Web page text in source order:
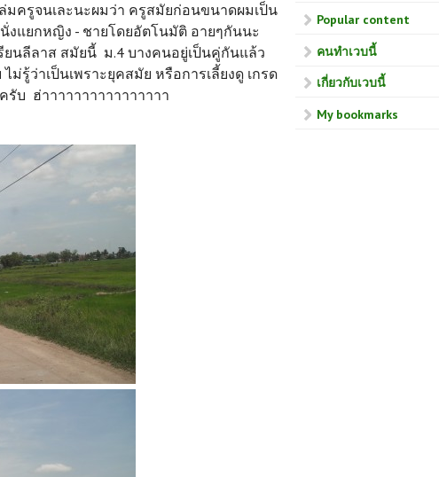
ครูจนเละนะผมว่า ครูสมัยก่อนขนาดผมเป็น
นั่งแยกหญิง - ชายโดยอัตโนมัติ อายๆกันนะ
ยนลีลาส สมัยนี้ ม.4 บางคนอยู่เป็นคู่กันแล้ว
รู้ว่าเป็นเพราะยุคสมัย หรือการเลี้ยงดู เกรด
รับ ฮ่าาาาาาาาาาาาาาาา
Popular content
คนทำเวบนี้
เกี่ยวกับเวบนี้
My bookmarks